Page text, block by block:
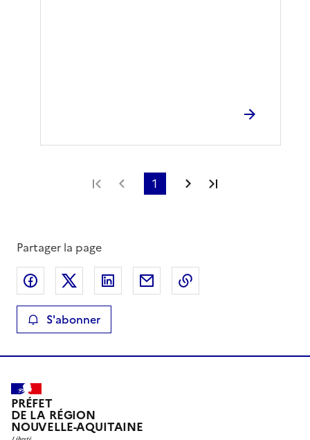
Première page
Page précédente
1 Page suivante
Partager la page
Partager sur Facebook
Partager sur XPartager sur LinkedIn
Partager par email
S'abonner
PRÉFET
DE LA RÉGION
NOUVELLE-AQUITAINE